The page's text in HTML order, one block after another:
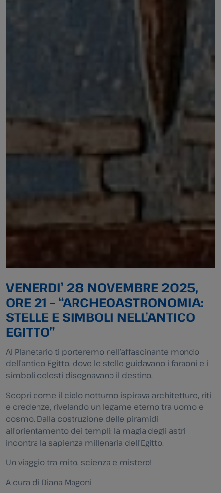
VENERDI’ 28 NOVEMBRE 2025,
ORE 21 – “ARCHEOASTRONOMIA:
STELLE E SIMBOLI NELL’ANTICO
EGITTO”
Al Planetario ti porteremo nell’affascinante mondo
dell’antico Egitto, dove le stelle guidavano i faraoni e i
simboli celesti disegnavano il destino.
Scopri come il cielo notturno ispirava architetture, riti
e credenze, rivelando un legame eterno tra uomo e
cosmo. Dalla costruzione delle piramidi
all’orientamento dei templi: la magia degli astri
incontra la sapienza millenaria dell’Egitto.
Un viaggio tra mito, scienza e mistero!
A cura di Diana Magoni